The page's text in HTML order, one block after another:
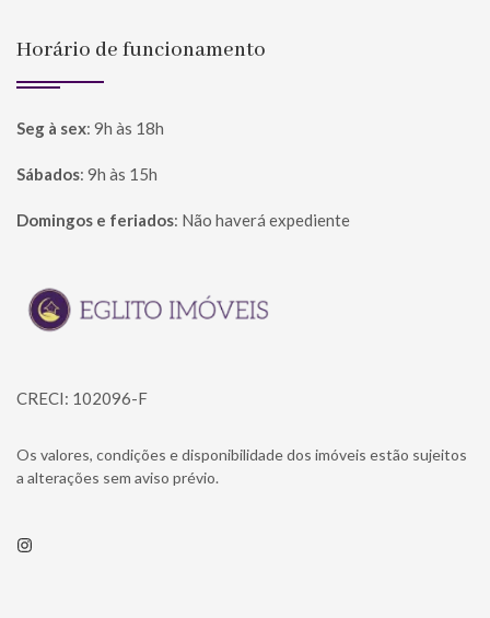
Horário de funcionamento
Seg à sex: 9h às 18h
Sábados: 9h às 15h
Domingos e feriados: Não haverá expediente
Página inicial
CRECI: 102096-F
Os valores, condições e disponibilidade dos imóveis estão sujeitos
a alterações sem aviso prévio.
Instagram